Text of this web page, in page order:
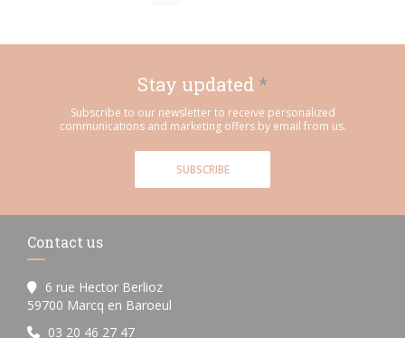
Stay updated *
Subscribe to our newsletter to receive personalized
communications and marketing offers by email from us.
SUBSCRIBE
Contact us
6 rue Hector Berlioz
59700 Marcq en Baroeul
03 20 46 27 47